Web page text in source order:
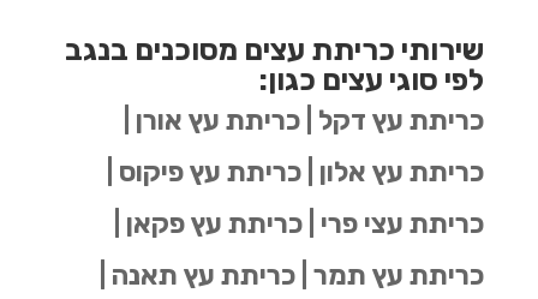
שירותי כריתת עצים מסוכנים בנגב
לפי סוגי עצים כגון:
כריתת עץ דקל | כריתת עץ אורן |
כריתת עץ אלון | כריתת עץ פיקוס |
כריתת עצי פרי | כריתת עץ פקאן |
כריתת עץ תמר | כריתת עץ תאנה |